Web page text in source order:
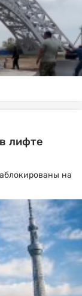
лифте
на